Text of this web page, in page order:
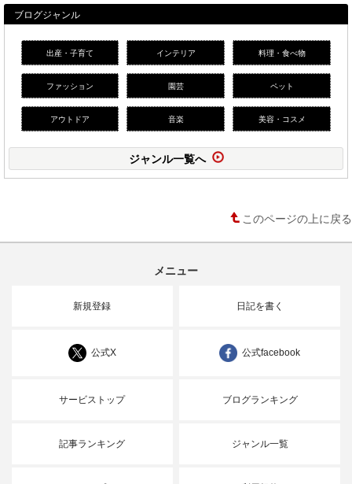
ブログジャンル
出産・子育て インテリア 料理・食べ物
ファッション 園芸 ペット
アウトドア 音楽 美容・コスメ
ジャンル一覧へ
このページの上に戻る
メニュー
新規登録 日記を書く
公式X 公式facebook
サービストップ ブログランキング
記事ランキング ジャンル一覧